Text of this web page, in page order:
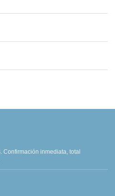
Confirmación inmediata, total